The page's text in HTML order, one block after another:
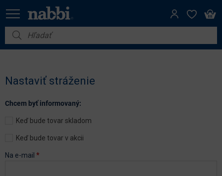
Nábytok
Dom a záhrada
Akcie
Nastaviť stráženie
Chcem byť informovaný:
Keď bude tovar skladom
Keď bude tovar v akcii
Na e-mail *